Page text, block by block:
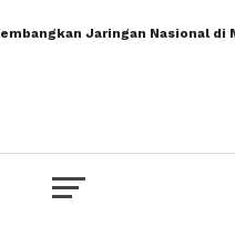
Jaringan Nasional di